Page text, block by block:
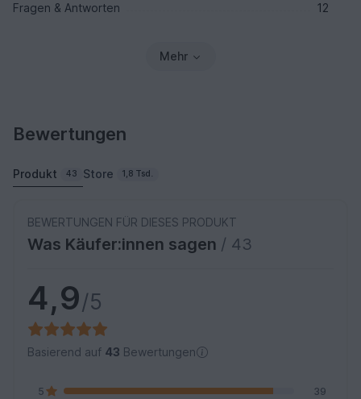
Fragen & Antworten
12
Mehr
Bewertungen
Produkt 43 Store 1,8 Tsd.
BEWERTUNGEN FÜR DIESES PRODUKT
Was Käufer:innen sagen / 43
4,9/5
Basierend auf 43 Bewertungen
5 39